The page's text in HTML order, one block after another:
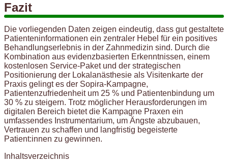
Fazit
Die vorliegenden Daten zeigen eindeutig, dass gut gestaltete
Patienteninformationen ein zentraler Hebel für ein positives
Behandlungserlebnis in der Zahnmedizin sind. Durch die
Kombination aus evidenzbasierten Erkenntnissen, einem
kostenlosen Service-Paket und der strategischen
Positionierung der Lokalanästhesie als Visitenkarte der
Praxis gelingt es der Sopira-Kampagne,
Patientenzufriedenheit um 25 % und Patientenbindung um
30 % zu steigern. Trotz möglicher Herausforderungen im
digitalen Bereich bietet die Kampagne Praxen ein
umfassendes Instrumentarium, um Ängste abzubauen,
Vertrauen zu schaffen und langfristig begeisterte
Patient:innen zu gewinnen.
Inhaltsverzeichnis